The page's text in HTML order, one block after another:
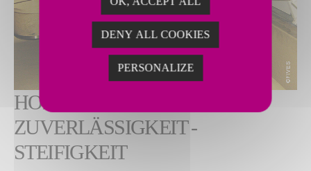
HOHE PRÄZISION -
ZUVERLÄSSIGKEIT -
STEIFIGKEIT
DENY ALL COOKIES
PERSONALIZE